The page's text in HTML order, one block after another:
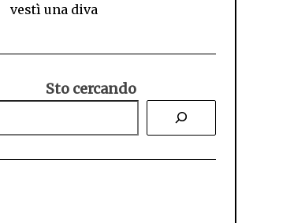
vestì una diva
Sto cercando